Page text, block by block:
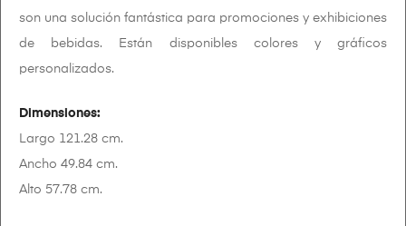
son una solución fantástica para promociones y exhibiciones
de bebidas. Están disponibles colores y gráficos
personalizados.
Dimensiones:
Largo 121.28 cm.
Ancho 49.84 cm.
Alto 57.78 cm.